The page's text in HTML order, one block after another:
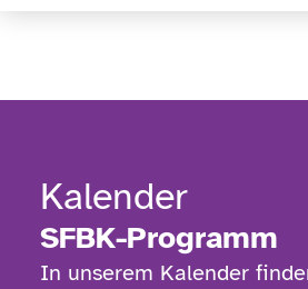
Kalender
SFBK-Programm
In unserem Kalender